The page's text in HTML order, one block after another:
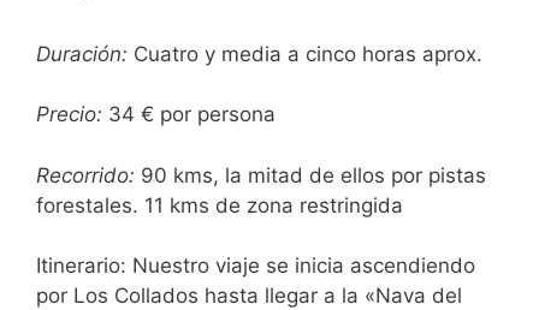
Duración: Cuatro y media a cinco horas aprox.
Precio: 34 € por persona
Recorrido: 90 kms, la mitad de ellos por pistas
forestales. 11 kms de zona restringida
Itinerario: Nuestro viaje se inicia ascendiendo
por Los Collados hasta llegar a la «Nava del